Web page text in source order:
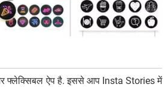
फ्लेक्सिबल ऐप है. इससे आप Insta Stories में